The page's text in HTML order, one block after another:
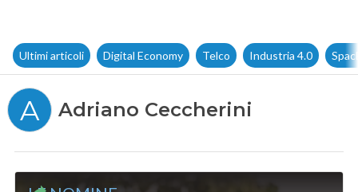
Ultimi articoli Digital Economy Telco Industria 4.0
A Adriano Ceccherini